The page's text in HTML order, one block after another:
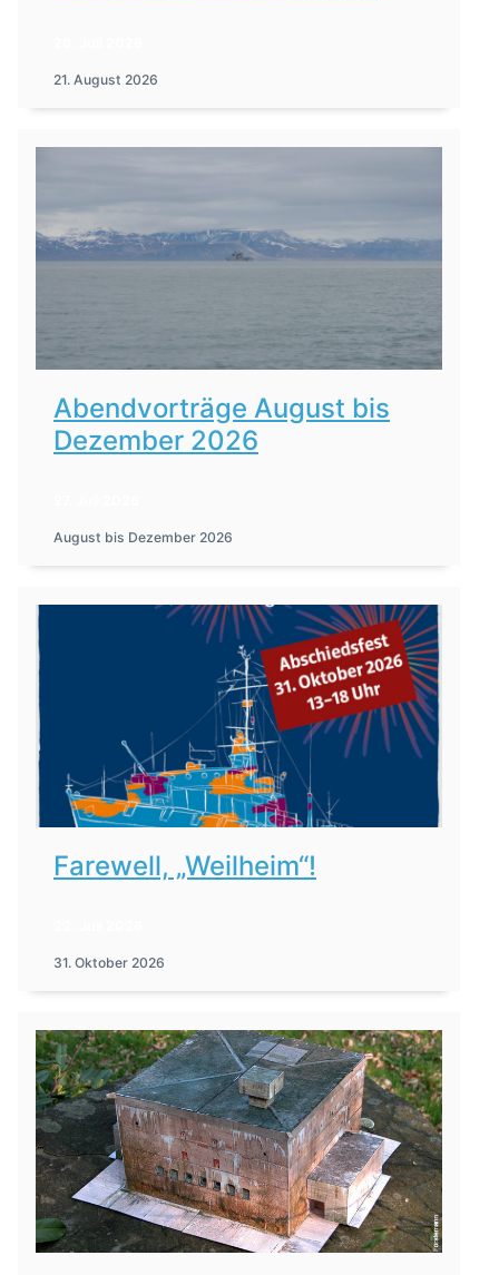
21. August 2026
Abendvorträge August bis
Dezember 2026
August bis Dezember 2026
Farewell, „Weilheim“!
31. Oktober 2026